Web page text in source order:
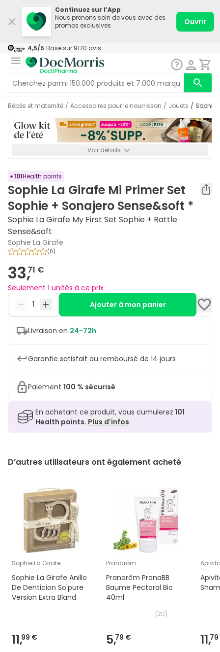
Continuez sur l’App
Nous prenons soin de vous avec des
promos exclusives
Ouvrir
4,5/5 Basé sur 9170 avis
Bébés et maternité / Accessoires pour le nourrisson / Jouets /
Voir détails
+101Health points
Sophie La Girafe Mi Primer Set
Sophie + Sonajero Sense&soft *
Sophie La Girafe My First Set Sophie + Rattle
Sense&soft
Sophie La Girafe
(0)
33,71 €
Seulement 1 unités à ce prix
Ajouter à mon panier
Livraison en 24-72h
Garantie satisfait ou remboursé de 14 jours
Paiement 100 % sécurisé
En achetant ce produit, vous cumulerez 101
Health points. Plus d'infos
D’autres utilisateurs ont également acheté
Sophie La Girafe
Sophie La Girafe Anillo
De Denticion So'pure
Version Extra Bland
11,99 €
Pranarôm
Pranarôm PranaBB
Baume Pectoral Bio
40ml
(20)
5,79 € 11,